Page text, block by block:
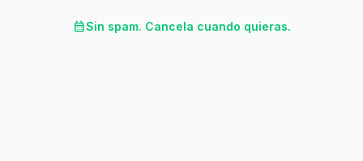
calendar_monthSin spam. Cancela cuando quieras.